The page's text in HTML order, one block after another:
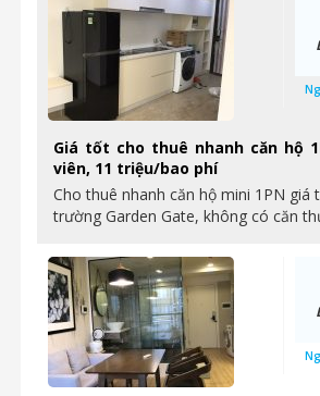
Giá tốt cho thuê nhanh căn hộ
viên, 11 triệu/bao phí
Cho thuê nhanh căn hộ mini 1PN giá
trường Garden Gate, không có căn